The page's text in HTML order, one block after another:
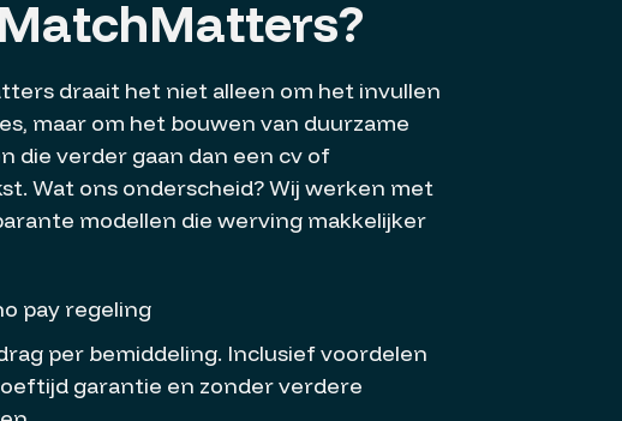
draait het niet alleen om het invullen
maar om het bouwen van duurzame
die verder gaan dan een cv of
Wat ons onderscheid? Wij werken met
modellen die werving makkelijker
pay regeling
per bemiddeling. Inclusief voordelen
garantie en zonder verdere